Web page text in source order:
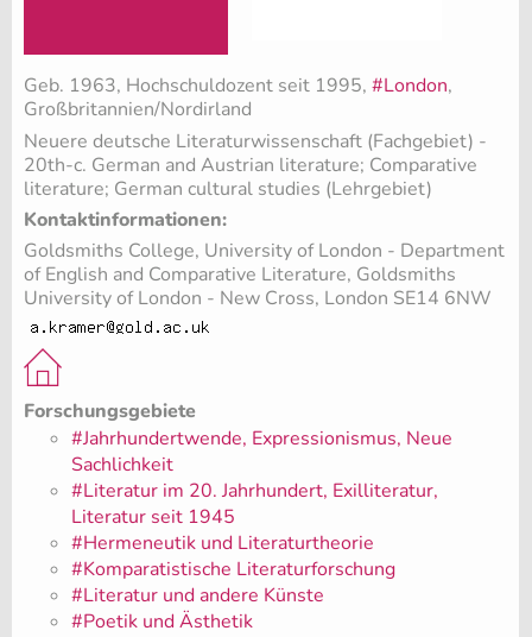
Geb. 1963, Hochschuldozent seit 1995, #London,
Großbritannien/Nordirland
Neuere deutsche Literaturwissenschaft (Fachgebiet) -
20th-c. German and Austrian literature; Comparative
literature; German cultural studies (Lehrgebiet)
Kontaktinformationen:
Goldsmiths College, University of London - Department
of English and Comparative Literature, Goldsmiths
University of London - New Cross, London SE14 6NW
Forschungsgebiete
#Jahrhundertwende, Expressionismus, Neue
Sachlichkeit
#Literatur im 20. Jahrhundert, Exilliteratur,
Literatur seit 1945
#Hermeneutik und Literaturtheorie
#Komparatistische Literaturforschung
#Literatur und andere Künste
#Poetik und Ästhetik